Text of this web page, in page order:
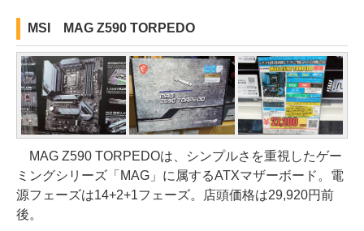
MSI MAG Z590 TORPEDO
MAG Z590 TORPEDOは、シンプルさを重視したゲー
ミングシリーズ「MAG」に属するATXマザーボード。電
源フェーズは14+2+1フェーズ。店頭価格は29,920円前
後。